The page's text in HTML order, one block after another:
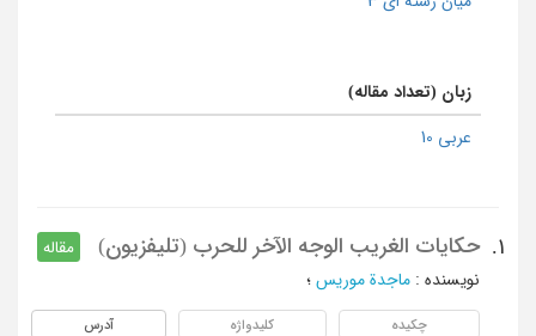
زبان (تعداد مقاله)
عربی 10
1. حکایات الغریب الوجه الآخر للحرب (تلیفزیون)
مقاله
نویسنده : ماجدة موریس ؛
چکیده کلیدواژه آدرس